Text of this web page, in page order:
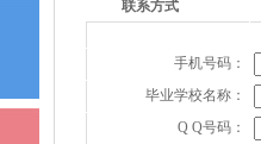
联系方式
手机号码：
毕业学校名称：
Q Q号码：